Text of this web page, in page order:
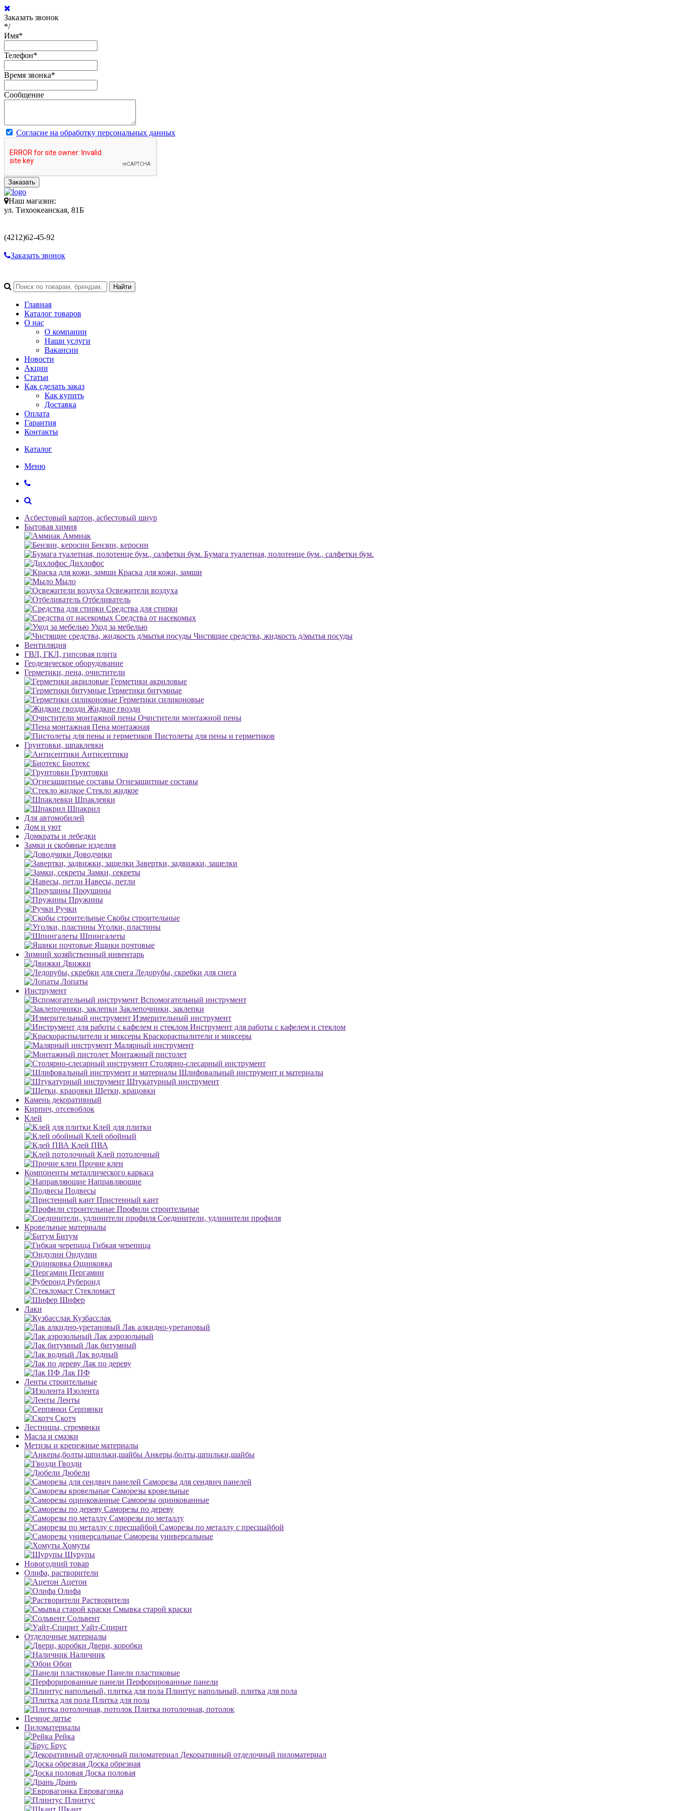
Заказать звонок
*/
Имя*
Телефон*
Время звонка*
Сообщение
Согласие на обработку персональных данных
Заказать
Наш магазин:
ул. Тихоокеанская, 81Б
(4212)62-45-92
Заказать звонок
Главная
Каталог товаров
О нас
О компании
Наши услуги
Вакансии
Новости
Акции
Статьи
Как сделать заказ
Как купить
Доставка
Оплата
Гарантия
Контакты
Каталог
Меню
Асбестовый картон, асбестовый шнур
Бытовая химия
Аммиак
Бензин, керосин
Бумага туалетная, полотенце бум., салфетки бум.
Дихлофос
Краска для кожи, замши
Мыло
Освежители воздуха
Отбеливатель
Средства для стирки
Средства от насекомых
Уход за мебелью
Чистящие средства, жидкость д/мытья посуды
Вентиляция
ГВЛ, ГКЛ, гипсовая плита
Геодезическое оборудование
Герметики, пена, очистители
Герметики акриловые
Герметики битумные
Герметики силиконовые
Жидкие гвозди
Очистители монтажной пены
Пена монтажная
Пистолеты для пены и герметиков
Грунтовки, шпаклевки
Антисептики
Биотекс
Грунтовки
Огнезащитные составы
Стекло жидкое
Шпаклевки
Шпакрил
Для автомобилей
Дом и уют
Домкраты и лебедки
Замки и скобяные изделия
Доводчики
Завертки, задвижки, защелки
Замки, секреты
Навесы, петли
Проушины
Пружины
Ручки
Скобы строительные
Уголки, пластины
Шпингалеты
Ящики почтовые
Зимний хозяйственный инвентарь
Движки
Ледорубы, скребки для снега
Лопаты
Инструмент
Вспомогательный инструмент
Заклепочники, заклепки
Измерительный инструмент
Инструмент для работы с кафелем и стеклом
Краскораспылители и миксеры
Малярный инструмент
Монтажный пистолет
Столярно-слесарный инструмент
Шлифовальный инструмент и материалы
Штукатурный инструмент
Щетки, крацовки
Камень декоративный
Кирпич, отсевоблок
Клей
Клей для плитки
Клей обойный
Клей ПВА
Клей потолочный
Прочие клеи
Компоненты металлического каркаса
Направляющие
Подвесы
Пристенный кант
Профили строительные
Соединители, удлинители профиля
Кровельные материалы
Битум
Гибкая черепица
Ондулин
Оцинковка
Пергамин
Рубероид
Стекломаст
Шифер
Лаки
Кузбасслак
Лак алкидно-уретановый
Лак аэрозольный
Лак битумный
Лак водный
Лак по дереву
Лак ПФ
Ленты строительные
Изолента
Ленты
Серпянки
Скотч
Лестницы, стремянки
Масла и смазки
Метизы и крепежные материалы
Анкеры,болты,шпильки,шайбы
Гвозди
Дюбели
Саморезы для сендвич панелей
Саморезы кровельные
Саморезы оцинкованные
Саморезы по дереву
Саморезы по металлу
Саморезы по металлу с пресшайбой
Саморезы универсальные
Хомуты
Шурупы
Новогодний товар
Олифа, растворители
Ацетон
Олифа
Растворители
Смывка старой краски
Сольвент
Уайт-Спирит
Отделочные материалы
Двери, коробки
Наличник
Обои
Панели пластиковые
Перфорированные панели
Плинтус напольный, плитка для пола
Плитка для пола
Плитка потолочная, потолок
Печное литье
Пиломатериалы
Рейка
Брус
Декоративный отделочный пиломатериал
Доска обрезная
Доска половая
Дрань
Евровагонка
Плинтус
Шкант